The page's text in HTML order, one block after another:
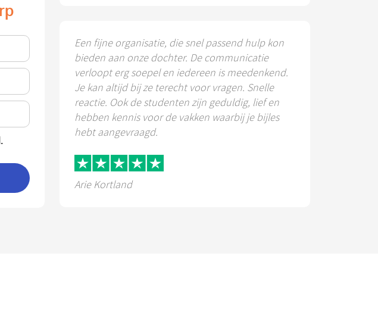
.
Een fijne organisatie, die snel passend hulp kon
bieden aan onze dochter. De communicatie
verloopt erg soepel en iedereen is meedenkend.
Je kan altijd bij ze terecht voor vragen. Snelle
reactie. Ook de studenten zijn geduldig, lief en
hebben kennis voor de vakken waarbij je bijles
hebt aangevraagd.
Arie Kortland